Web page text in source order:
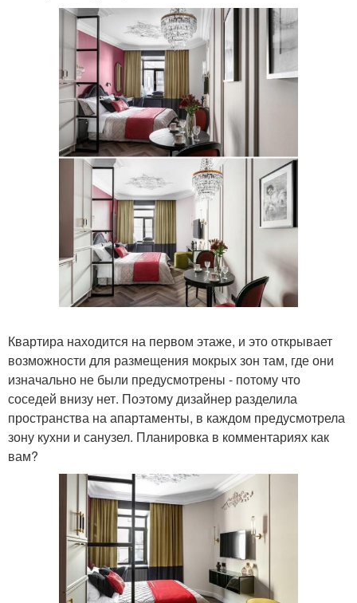
Квартира находится на первом этаже, и это открывает
возможности для размещения мокрых зон там, где они
изначально не были предусмотрены - потому что
соседей внизу нет. Поэтому дизайнер разделила
пространства на апартаменты, в каждом предусмотрела
зону кухни и санузел. Планировка в комментариях как
вам?